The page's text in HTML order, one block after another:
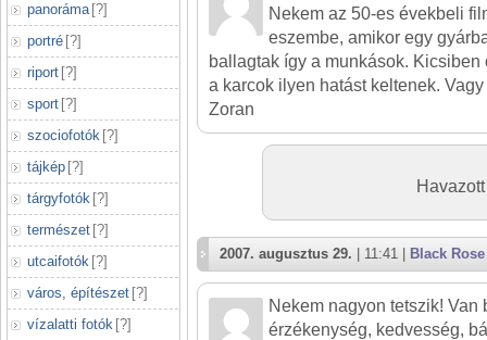
panoráma [?]
portré [?]
riport [?]
sport [?]
szociofotók [?]
tájkép [?]
tárgyfotók [?]
természet [?]
utcaifotók [?]
város, építészet [?]
vízalatti fotók [?]
Nekem az 50-es évekbeli
eszembe, amikor egy
ballagtak így a munkások.
a karcok ilyen hatást keltenek.
Zoran
2007. augusztus 29. | 11:41 | Black Rose
Nekem nagyon tetszik! Van
érzékenység, kedvesség,